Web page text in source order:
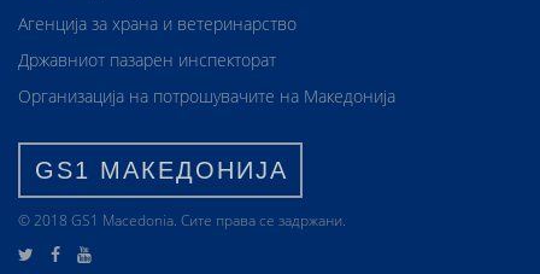
Агенција за храна и ветеринарство
Државниот пазарен инспекторат
Организација на потрошувачите на Македонија
GS1 МАКЕДОНИЈА
© 2018 GS1 Маcedonia. Сите права се задржани.